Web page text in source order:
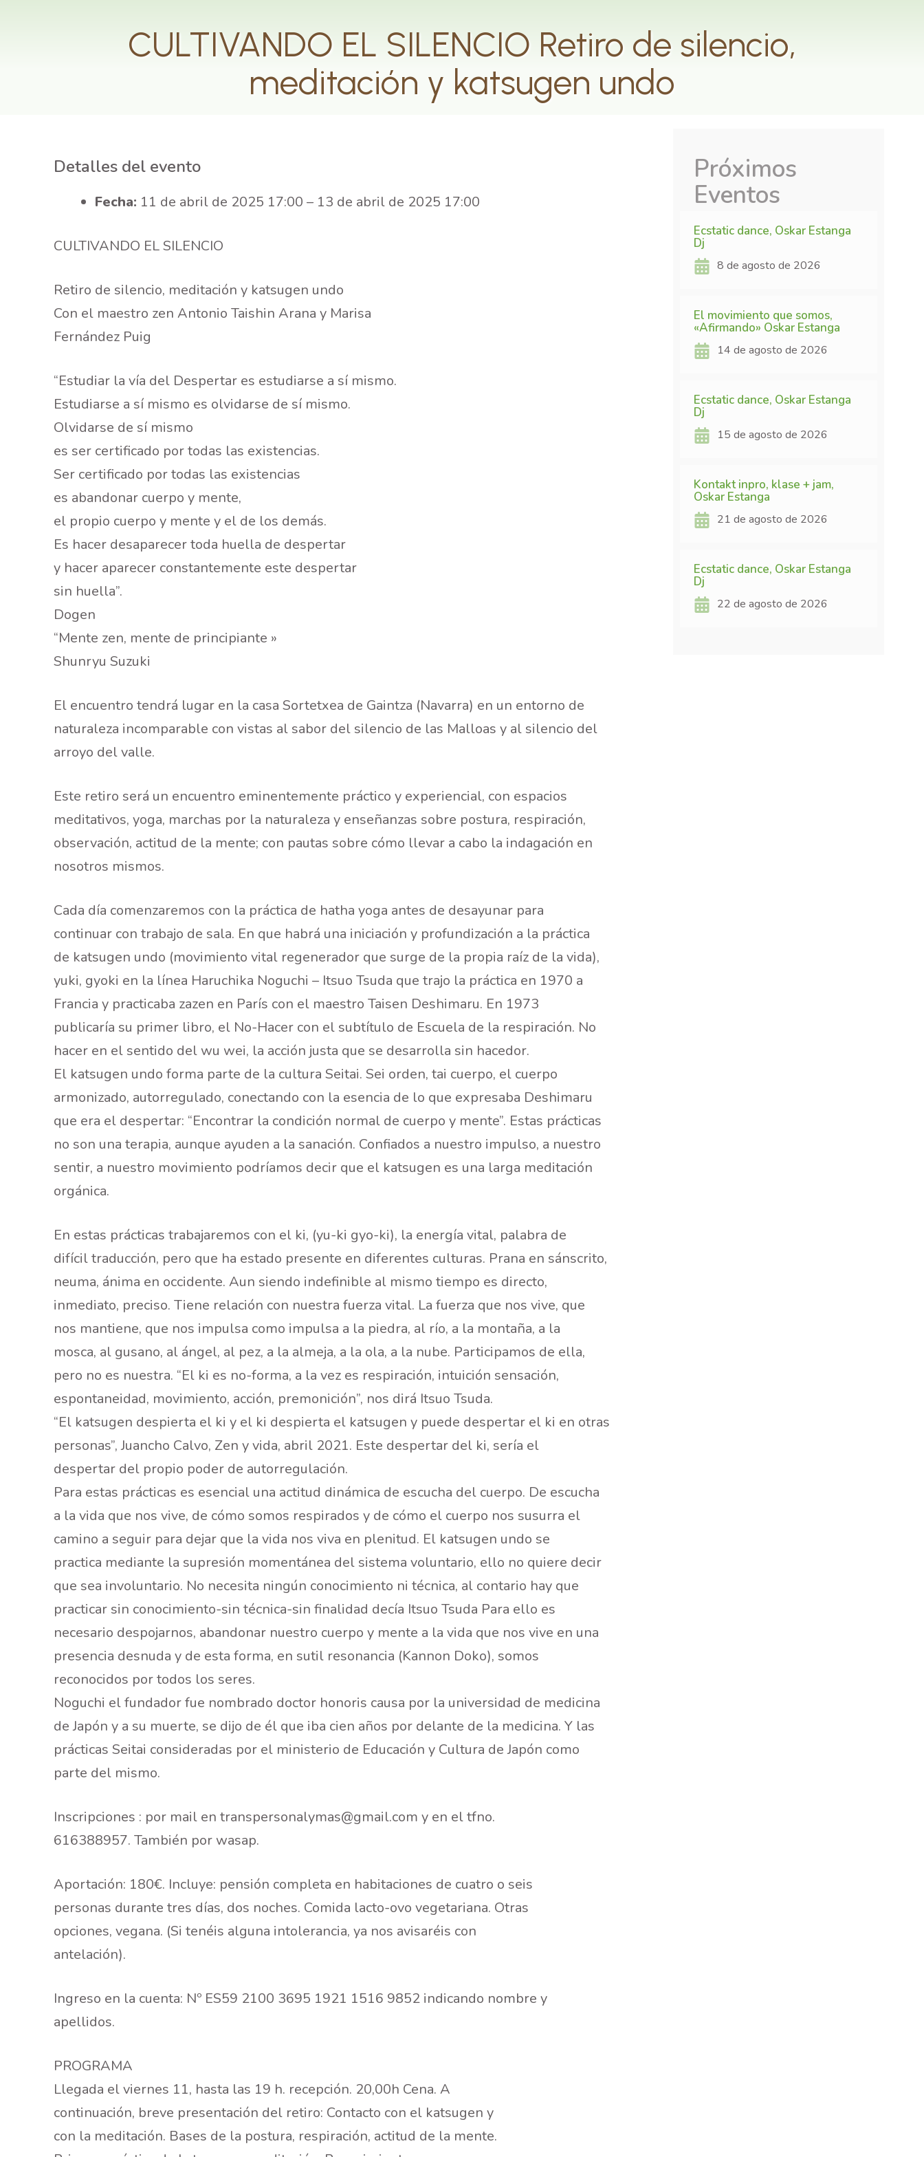
CULTIVANDO EL SILENCIO Retiro de silencio,
meditación y katsugen undo
Detalles del evento
Fecha: 11 de abril de 2025 17:00 – 13 de abril de 2025 17:00
CULTIVANDO EL SILENCIO
Retiro de silencio, meditación y katsugen undo
Con el maestro zen Antonio Taishin Arana y Marisa
Fernández Puig
“Estudiar la vía del Despertar es estudiarse a sí mismo.
Estudiarse a sí mismo es olvidarse de sí mismo.
Olvidarse de sí mismo
es ser certificado por todas las existencias.
Ser certificado por todas las existencias
es abandonar cuerpo y mente,
el propio cuerpo y mente y el de los demás.
Es hacer desaparecer toda huella de despertar
y hacer aparecer constantemente este despertar
sin huella”.
Dogen
“Mente zen, mente de principiante »
Shunryu Suzuki
El encuentro tendrá lugar en la casa Sortetxea de Gaintza (Navarra) en un entorno de
naturaleza incomparable con vistas al sabor del silencio de las Malloas y al silencio del
arroyo del valle.
Este retiro será un encuentro eminentemente práctico y experiencial, con espacios
meditativos, yoga, marchas por la naturaleza y enseñanzas sobre postura, respiración,
observación, actitud de la mente; con pautas sobre cómo llevar a cabo la indagación en
nosotros mismos.
Cada día comenzaremos con la práctica de hatha yoga antes de desayunar para
continuar con trabajo de sala. En que habrá una iniciación y profundización a la práctica
de katsugen undo (movimiento vital regenerador que surge de la propia raíz de la vida),
yuki, gyoki en la línea Haruchika Noguchi – Itsuo Tsuda que trajo la práctica en 1970 a
Francia y practicaba zazen en París con el maestro Taisen Deshimaru. En 1973
publicaría su primer libro, el No-Hacer con el subtítulo de Escuela de la respiración. No
hacer en el sentido del wu wei, la acción justa que se desarrolla sin hacedor.
El katsugen undo forma parte de la cultura Seitai. Sei orden, tai cuerpo, el cuerpo
armonizado, autorregulado, conectando con la esencia de lo que expresaba Deshimaru
que era el despertar: “Encontrar la condición normal de cuerpo y mente”. Estas prácticas
no son una terapia, aunque ayuden a la sanación. Confiados a nuestro impulso, a nuestro
sentir, a nuestro movimiento podríamos decir que el katsugen es una larga meditación
orgánica.
En estas prácticas trabajaremos con el ki, (yu-ki gyo-ki), la energía vital, palabra de
difícil traducción, pero que ha estado presente en diferentes culturas. Prana en sánscrito,
neuma, ánima en occidente. Aun siendo indefinible al mismo tiempo es directo,
inmediato, preciso. Tiene relación con nuestra fuerza vital. La fuerza que nos vive, que
nos mantiene, que nos impulsa como impulsa a la piedra, al río, a la montaña, a la
mosca, al gusano, al ángel, al pez, a la almeja, a la ola, a la nube. Participamos de ella,
pero no es nuestra. “El ki es no-forma, a la vez es respiración, intuición sensación,
espontaneidad, movimiento, acción, premonición”, nos dirá Itsuo Tsuda.
“El katsugen despierta el ki y el ki despierta el katsugen y puede despertar el ki en otras
personas”, Juancho Calvo, Zen y vida, abril 2021. Este despertar del ki, sería el
despertar del propio poder de autorregulación.
Para estas prácticas es esencial una actitud dinámica de escucha del cuerpo. De escucha
a la vida que nos vive, de cómo somos respirados y de cómo el cuerpo nos susurra el
camino a seguir para dejar que la vida nos viva en plenitud. El katsugen undo se
practica mediante la supresión momentánea del sistema voluntario, ello no quiere decir
que sea involuntario. No necesita ningún conocimiento ni técnica, al contario hay que
practicar sin conocimiento-sin técnica-sin finalidad decía Itsuo Tsuda Para ello es
necesario despojarnos, abandonar nuestro cuerpo y mente a la vida que nos vive en una
presencia desnuda y de esta forma, en sutil resonancia (Kannon Doko), somos
reconocidos por todos los seres.
Noguchi el fundador fue nombrado doctor honoris causa por la universidad de medicina
de Japón y a su muerte, se dijo de él que iba cien años por delante de la medicina. Y las
prácticas Seitai consideradas por el ministerio de Educación y Cultura de Japón como
parte del mismo.
Inscripciones : por mail en transpersonalymas@gmail.com y en el tfno.
616388957. También por wasap.
Aportación: 180€. Incluye: pensión completa en habitaciones de cuatro o seis
personas durante tres días, dos noches. Comida lacto-ovo vegetariana. Otras
opciones, vegana. (Si tenéis alguna intolerancia, ya nos avisaréis con
antelación).
Ingreso en la cuenta: Nº ES59 2100 3695 1921 1516 9852 indicando nombre y
apellidos.
PROGRAMA
Llegada el viernes 11, hasta las 19 h. recepción. 20,00h Cena. A
continuación, breve presentación del retiro: Contacto con el katsugen y
con la meditación. Bases de la postura, respiración, actitud de la mente.
Próximos
Eventos
Ecstatic dance, Oskar Estanga
Dj
8 de agosto de 2026
El movimiento que somos,
«Afirmando» Oskar Estanga
14 de agosto de 2026
Ecstatic dance, Oskar Estanga
Dj
15 de agosto de 2026
Kontakt inpro, klase + jam,
Oskar Estanga
21 de agosto de 2026
Ecstatic dance, Oskar Estanga
Dj
22 de agosto de 2026